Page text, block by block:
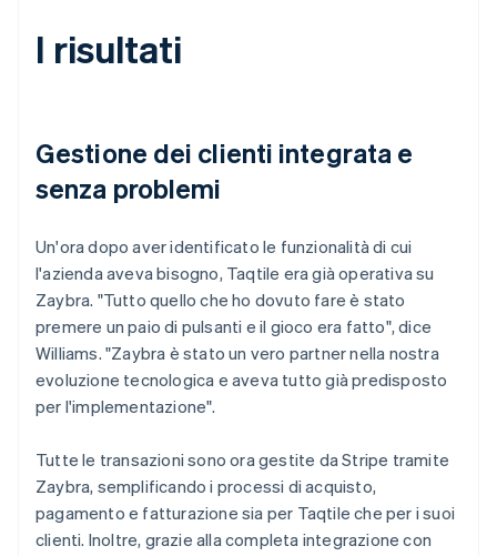
I risultati
Gestione dei clienti integrata e
senza problemi
Un'ora dopo aver identificato le funzionalità di cui
l'azienda aveva bisogno, Taqtile era già operativa su
Zaybra. "Tutto quello che ho dovuto fare è stato
premere un paio di pulsanti e il gioco era fatto", dice
Williams. "Zaybra è stato un vero partner nella nostra
evoluzione tecnologica e aveva tutto già predisposto
per l'implementazione".
Tutte le transazioni sono ora gestite da Stripe tramite
Zaybra, semplificando i processi di acquisto,
pagamento e fatturazione sia per Taqtile che per i suoi
clienti. Inoltre, grazie alla completa integrazione con